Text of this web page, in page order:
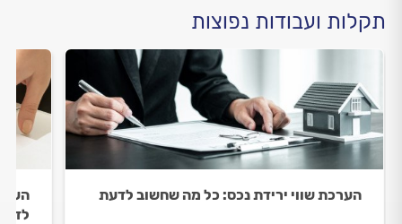
תקלות ועבודות נפוצות
הערכת שווי ירידת נכס: כל מה שחשוב לדעת